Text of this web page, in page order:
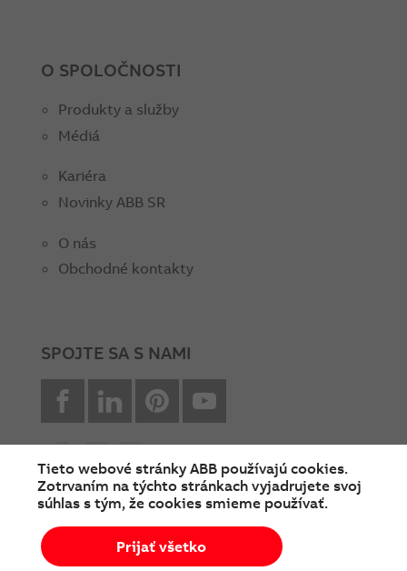
O SPOLOČNOSTI
Produkty a služby
Médiá
Kariéra
Novinky ABB SR
O nás
Obchodné kontakty
SPOJTE SA S NAMI
facebookLinkedin Pinterest
© Copyright 2026 ABB
Podmienky používania
Tieto webové stránky ABB používajú cookies.
Zotrvaním na týchto stránkach vyjadrujete svoj
súhlas s tým, že cookies smieme používať.
Prijať všetko